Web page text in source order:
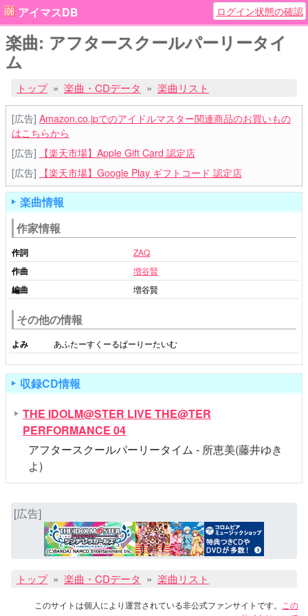
アイマスDB ログイン状態の確認
楽曲: アフタースクールパーリータイ
ム
トップ 楽曲・CDデータ 楽曲リスト
[広告] Amazon.co.jpでのアイドルマスター関連商品のお買いもの
はこちらから
[広告]
【楽天市場】Apple Gift Card 認定店
[広告]
【楽天市場】Google Play ギフトコード 認定店
楽曲情報
作家情報
作詞 ZAQ
作曲 増谷賢
編曲 増谷賢
その他の情報
よみ あふたーすくーるぱーりーたいむ
収録CD情報
THE IDOLM@STER LIVE THE@TER
PERFORMANCE 04
アフタースクールパーリータイム - 所恵美(藤井ゆき
よ)
[広告]
トップ 楽曲・CDデータ 楽曲リスト
このサイトは個人により運営されている非公式ファンサイトです。
この